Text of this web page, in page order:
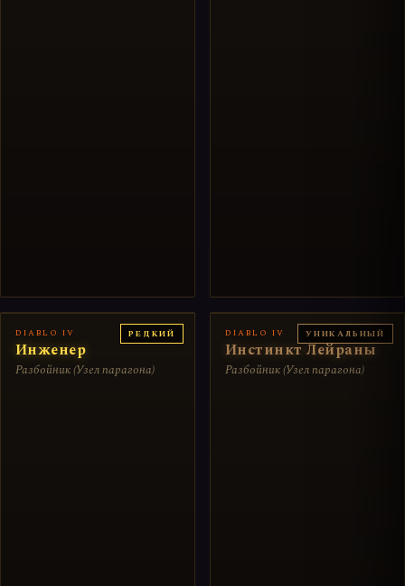
РЕДКИЙ
DIABLO IV
Инженер
Разбойник (Узел парагона)
УНИКАЛЬНЫЙ
DIABLO IV
Инстинкт Лейраны
Разбойник (Узел парагона)